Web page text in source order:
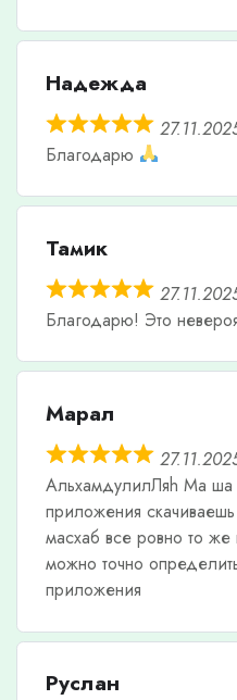
Надежда
Благодарю
Тамик
Благодарю! Это
Марал
АльхамдулилЛяh Ма ша
приложения скачиваешь
масхаб все ровно то же
можно точно
приложения
Руслан